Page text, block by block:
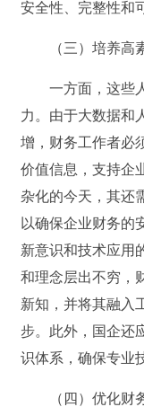
安全性、完整性和
（三）培养高
一方面，这些
力。由于大数据和
增，财务工作者必
价值信息，支持企
杂化的今天，其还
以确保企业财务的
新意识和技术应用
和理念层出不穷，
新知，并将其融入
步。此外，国企还
识体系，确保专业
（四）优化财